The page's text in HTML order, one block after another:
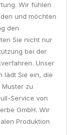
Wir fühlen
und möchten
den
Sie nicht nur
bei der
Unser
lädt Sie ein, die
zu
Service von
GmbH. Wir
Produktion